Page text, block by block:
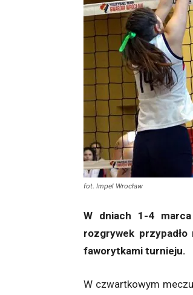
fot. Impel Wrocław
W dniach 1-4
rozgrywek
faworytkami turnieju.
W czwartkowym